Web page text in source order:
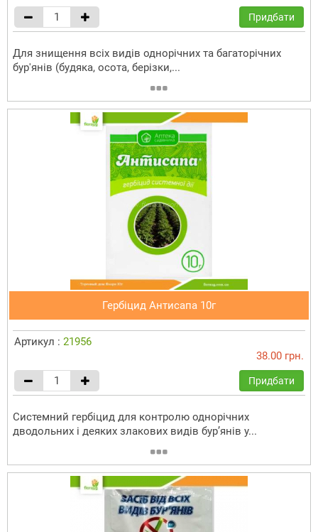
Придбати
Для знищення всіх видів однорічних та багаторічних
бур'янів (будяка, осота, берізки,...
Гербіцид Антисапа 10г
Артикул : 21956
38.00 грн.
Придбати
Системний гербіцид для контролю однорічних
дводольних і деяких злакових видів бур’янів у...